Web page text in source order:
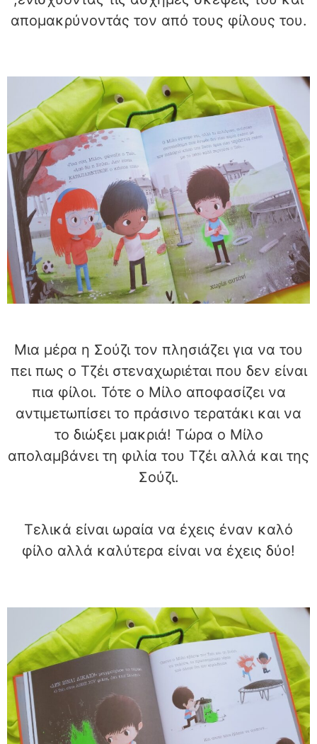
απομακρύνοντάς τον από τους φίλους του.
Μια μέρα η Σούζι τον πλησιάζει για να του
πει πως ο Τζέι στεναχωριέται που δεν είναι
πια φίλοι. Τότε ο Μίλο αποφασίζει να
αντιμετωπίσει το πράσινο τερατάκι και να
το διώξει μακριά! Τώρα ο Μίλο
απολαμβάνει τη φιλία του Τζέι αλλά και της
Σούζι.
Τελικά είναι ωραία να έχεις έναν καλό
φίλο αλλά καλύτερα είναι να έχεις δύο!